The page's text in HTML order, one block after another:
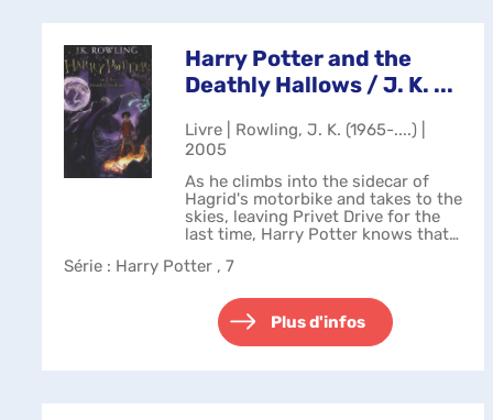
Harry Potter and the
Deathly Hallows / J. K. ...
Livre | Rowling, J. K. (1965-....) |
2005
As he climbs into the sidecar of
Hagrid's motorbike and takes to the
skies, leaving Privet Drive for the
last time, Harry Potter knows that
Eaters are not far behind. The
Série : Harry Potter , 7
Plus d'infos